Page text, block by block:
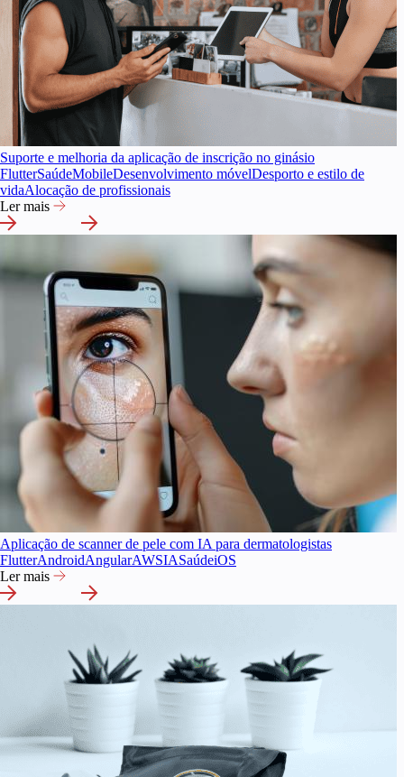
Suporte e melhoria da aplicação de inscrição no ginásio
FlutterSaúdeMobileDesenvolvimento móvelDesporto e estilo de
vidaAlocação de profissionais
Ler mais
Aplicação de scanner de pele com IA para dermatologistas
FlutterAndroidAngularAWSIASaúdeiOS
Ler mais